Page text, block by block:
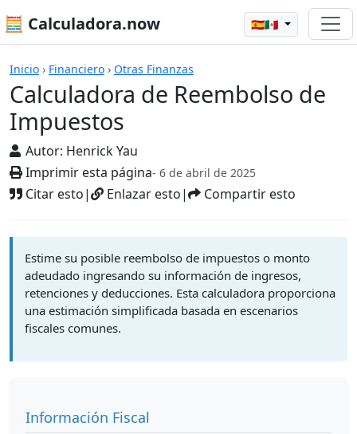
🧮 Calculadora.now 🇪🇸🇲🇽
Inicio › Financiero › Otras Finanzas
Calculadora de Reembolso de
Impuestos
Autor: Henrick Yau
Imprimir esta página- 6 de abril de 2025
Citar esto| Enlazar esto| Compartir esto
Calculadoras
Estime su posible reembolso de impuestos o monto
adeudado ingresando su información de ingresos,
retenciones y deducciones. Esta calculadora proporciona
una estimación simplificada basada en escenarios
fiscales comunes.
Información Fiscal